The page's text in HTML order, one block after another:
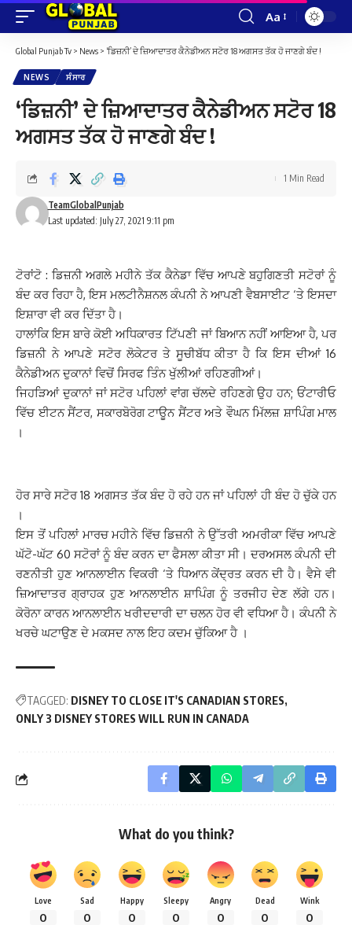
Font
Resizer
Aa
Global Punjab Tv > News > ‘ਡਿਜ਼ਨੀ’ ਦੇ ਜ਼ਿਆਦਾਤਰ ਕੈਨੇਡੀਅਨ ਸਟੋਰ 18 ਅਗਸਤ ਤੱਕ ਹੋ ਜਾਣਗੇ ਬੰਦ !
NEWS ਸੰਸਾਰ
‘ਡਿਜ਼ਨੀ’ ਦੇ ਜ਼ਿਆਦਾਤਰ ਕੈਨੇਡੀਅਨ ਸਟੋਰ 18
ਅਗਸਤ ਤੱਕ ਹੋ ਜਾਣਗੇ ਬੰਦ !
Last updated: July 27, 2021 9:11 pm
TeamGlobalPunjab
1 Min Read
ਟੋਰਾਂਟੋ : ਡਿਜ਼ਨੀ ਅਗਲੇ ਮਹੀਨੇ ਤੱਕ ਕੈਨੇਡਾ ਵਿੱਚ ਆਪਣੇ ਬਹੁਗਿਣਤੀ ਸਟੋਰਾਂ ਨੂੰ
ਬੰਦ ਕਰ ਰਿਹਾ ਹੈ, ਇਸ ਮਲਟੀਨੈਸ਼ਨਲ ਕੰਪਨੀ ਨੇ ਆਪਣੀ ਵੈਬਸਾਈਟ ‘ਤੇ ਇਸਦਾ
ਇਸ਼ਾਰਾ ਵੀ ਕਰ ਦਿੱਤਾ ਹੈ।
ਹਾਲਾਂਕਿ ਇਸ ਬਾਰੇ ਕੋਈ ਅਧਿਕਾਰਤ ਟਿੱਪਣੀ ਜਾਂ ਬਿਆਨ ਨਹੀਂ ਆਇਆ ਹੈ, ਪਰ
ਡਿਜ਼ਨੀ ਨੇ ਆਪਣੇ ਸਟੋਰ ਲੋਕੇਟਰ ਤੇ ਸੂਚੀਬੱਧ ਕੀਤਾ ਹੈ ਕਿ ਇਸ ਦੀਆਂ 16
ਕੈਨੇਡੀਅਨ ਦੁਕਾਨਾਂ ਵਿਚੋਂ ਸਿਰਫ ਤਿੰਨ ਖੁੱਲੀਆਂ ਰਹਿਣਗੀਆਂ।
ਜਿਹੜਿਆਂ ਦੁਕਾਨਾਂ ਜਾਂ ਸਟੋਰ ਪਹਿਲਾਂ ਵਾਂਗ ਚੱਲਦੇ ਰਹਿਣਗੇ ਉਹ ਹਨ; ਓਂਟਾਰੀਓ
ਵਿੱਚ ਈਟਨ ਸੈਂਟਰ, ਸਕਾਰਬੋਰੋਗ ਟਾਊਨ ਸੈਂਟਰ ਅਤੇ ਵੌਘਨ ਮਿੱਲਜ਼ ਸ਼ਾਪਿੰਗ ਮਾਲ
।
ਹੋਰ ਸਾਰੇ ਸਟੋਰ 18 ਅਗਸਤ ਤੱਕ ਬੰਦ ਹੋ ਰਹੇ ਹਨ ਜਾਂ ਪਹਿਲਾਂ ਹੀ ਬੰਦ ਹੋ ਚੁੱਕੇ ਹਨ
।
ਇਸ ਤੋਂ ਪਹਿਲਾਂ ਮਾਰਚ ਮਹੀਨੇ ਵਿੱਚ ਡਿਜ਼ਨੀ ਨੇ ਉੱਤਰੀ ਅਮਰੀਕਾ ਵਿੱਚ ਆਪਣੇ
ਘੱਟੋ-ਘੱਟ 60 ਸਟੋਰਾਂ ਨੂੰ ਬੰਦ ਕਰਨ ਦਾ ਫੈਸਲਾ ਕੀਤਾ ਸੀ। ਦਰਅਸਲ ਕੰਪਨੀ ਦੀ
ਰਣਨੀਤੀ ਹੁਣ ਆਨਲਾਈਨ ਵਿਕਰੀ ‘ਤੇ ਧਿਆਨ ਕੇਂਦ੍ਰਤ ਕਰਨ ਦੀ ਹੈ। ਵੈਸੇ ਵੀ
ਜ਼ਿਆਦਾਤਰ ਗ੍ਰਾਹਕ ਹੁਣ ਆਨਲਾਈਨ ਸ਼ਾਪਿੰਗ ਨੂੰ ਤਰਜੀਹ ਦੇਣ ਲੱਗੇ ਹਨ।
ਕੋਰੋਨਾ ਕਾਰਨ ਆਨਲਾਈਨ ਖਰੀਦਦਾਰੀ ਦਾ ਚਲਨ ਹੋਰ ਵੀ ਵਧਿਆ ਹੈ। ਕੰਪਨੀ ਨੇ
ਖਰਚੇ ਘਟਾਉਣ ਦੇ ਮਕਸਦ ਨਾਲ ਇਹ ਕਦਮ‌ ਚੁੱਕਿਆ ਹੈ ।
TAGGED: DISNEY TO CLOSE IT'S CANADIAN STORES
ONLY 3 DISNEY STORES WILL RUN IN CANADA
What do you think?
Love
0
Sad
0
Happy
0
Sleepy
0
Angry
0
Dead
0
Wink
0